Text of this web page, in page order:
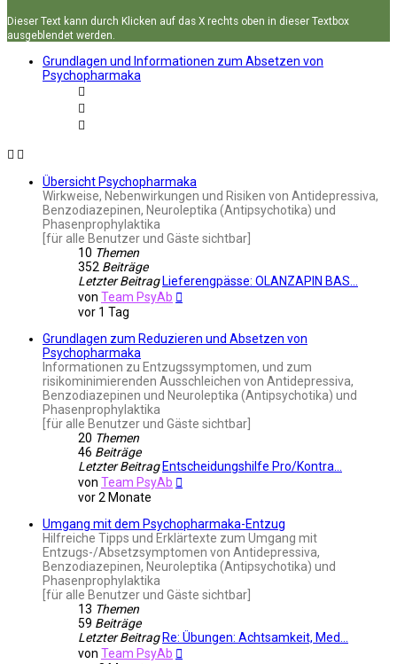
Dieser Text kann durch Klicken auf das X rechts oben in dieser Textbox
ausgeblendet werden.
Grundlagen und Informationen zum Absetzen von
Psychopharmaka
Übersicht Psychopharmaka
Wirkweise, Nebenwirkungen und Risiken von Antidepressiva,
Benzodiazepinen, Neuroleptika (Antipsychotika) und
Phasenprophylaktika
[für alle Benutzer und Gäste sichtbar]
10 Themen
352 Beiträge
Letzter Beitrag Lieferengpässe: OLANZAPIN BAS…
von Team PsyAb
vor 1 Tag
Grundlagen zum Reduzieren und Absetzen von
Psychopharmaka
Informationen zu Entzugssymptomen, und zum
risikominimierenden Ausschleichen von Antidepressiva,
Benzodiazepinen und Neuroleptika (Antipsychotika) und
Phasenprophylaktika
[für alle Benutzer und Gäste sichtbar]
20 Themen
46 Beiträge
Letzter Beitrag Entscheidungshilfe Pro/Kontra…
von Team PsyAb
vor 2 Monate
Umgang mit dem Psychopharmaka-Entzug
Hilfreiche Tipps und Erklärtexte zum Umgang mit
Entzugs-/Absetzsymptomen von Antidepressiva,
Benzodiazepinen, Neuroleptika (Antipsychotika) und
Phasenprophylaktika
[für alle Benutzer und Gäste sichtbar]
13 Themen
59 Beiträge
Letzter Beitrag Re: Übungen: Achtsamkeit, Med…
von Team PsyAb